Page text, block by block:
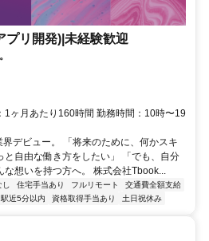
プリ開発)|未経験歓迎
1ヶ月あたり160時間 勤務時間：10時〜19
デビュー。 「将来のために、何かスキ
と自由な働き方をしたい」 「でも、自分
想いを持つ方へ。 株式会社Tbook...
し 住宅手当あり フルリモート
交通費全額支給
駅近5分以内 資格取得手当あり 土日祝休み